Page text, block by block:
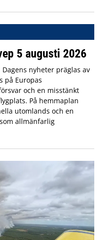
5 augusti 2026
Dagens nyheter präglas av
på Europas
och en misstänkt
På hemmaplan
utomlands och en
allmänfarlig